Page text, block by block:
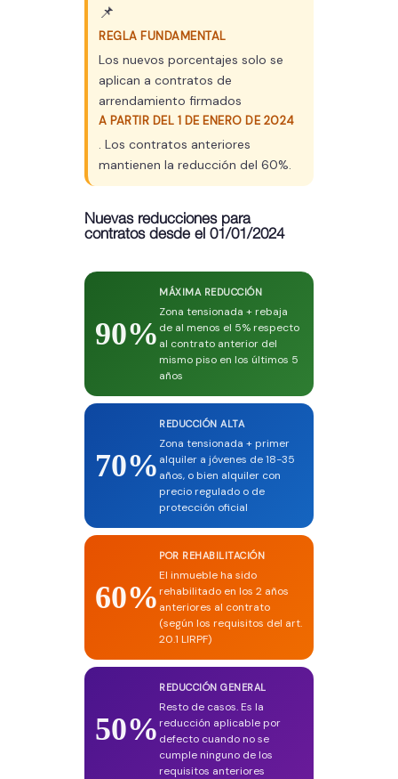
📌
REGLA FUNDAMENTAL
Los nuevos porcentajes solo se
aplican a contratos de
arrendamiento firmados
A PARTIR DEL 1 DE ENERO DE 2024
. Los contratos anteriores
mantienen la reducción del 60%.
Nuevas reducciones para
contratos desde el 01/01/2024
90%
MÁXIMA REDUCCIÓN
Zona tensionada + rebaja
de al menos el 5% respecto
al contrato anterior del
mismo piso en los últimos 5
años
70%
REDUCCIÓN ALTA
Zona tensionada + primer
alquiler a jóvenes de 18-35
años, o bien alquiler con
precio regulado o de
protección oficial
60%
POR REHABILITACIÓN
El inmueble ha sido
rehabilitado en los 2 años
anteriores al contrato
(según los requisitos del art.
20.1 LIRPF)
50%
REDUCCIÓN GENERAL
Resto de casos. Es la
reducción aplicable por
defecto cuando no se
cumple ninguno de los
requisitos anteriores